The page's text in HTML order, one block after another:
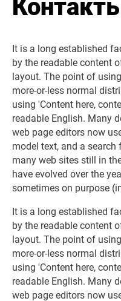
It is a long established
by the readable content
layout. The point of
more-or-less normal
using 'Content here,
readable English. Many
web page editors now
model text, and a
many web sites still in
have evolved over the
sometimes on purpose
It is a long established
by the readable content
layout. The point of
more-or-less normal
using 'Content here,
readable English. Many
web page editors now